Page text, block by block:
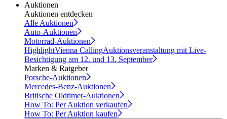
Auktionen
Auktionen entdecken
Alle Auktionen
Auto-Auktionen
Motorrad-Auktionen
HighlightVienna CallingAuktionsveranstaltung mit Live-
Besichtigung am 12. und 13. September
Marken & Ratgeber
Porsche-Auktionen
Mercedes-Benz-Auktionen
Britische Oldtimer-Auktionen
How To: Per Auktion verkaufen
How To: Per Auktion kaufen